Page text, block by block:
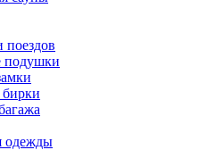
поездов
подушки
одежды